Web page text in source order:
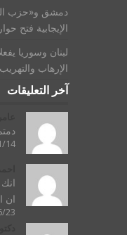
دمشق و«حزب
الإيجابية فتح
لبنان وسوريا
الإرهاب والتهريب
آخر التعليقات
14
ان
23